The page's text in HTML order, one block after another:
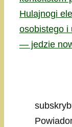
Hulajnogi
osobistego i
— jedzie